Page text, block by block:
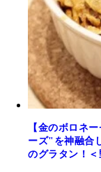
【金のボロネ
ーズ"を神融合
のグラタン！